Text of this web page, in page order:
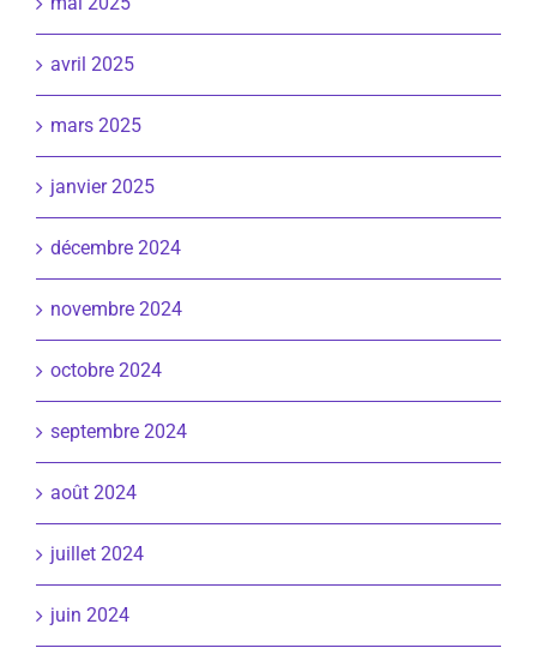
avril 2025
mars 2025
janvier 2025
décembre 2024
novembre 2024
octobre 2024
septembre 2024
août 2024
juillet 2024
juin 2024